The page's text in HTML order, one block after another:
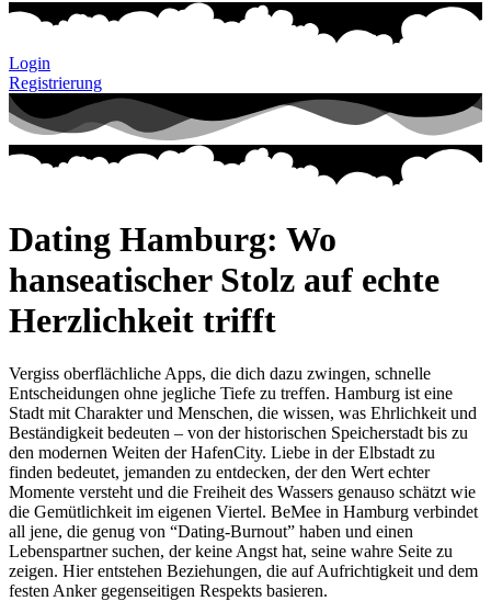
Login
Registrierung
Dating Hamburg: Wo
hanseatischer Stolz auf echte
Herzlichkeit trifft
Vergiss oberflächliche Apps, die dich dazu zwingen, schnelle
Entscheidungen ohne jegliche Tiefe zu treffen. Hamburg ist eine
Stadt mit Charakter und Menschen, die wissen, was Ehrlichkeit und
Beständigkeit bedeuten – von der historischen Speicherstadt bis zu
den modernen Weiten der HafenCity. Liebe in der Elbstadt zu
finden bedeutet, jemanden zu entdecken, der den Wert echter
Momente versteht und die Freiheit des Wassers genauso schätzt wie
die Gemütlichkeit im eigenen Viertel. BeMee in Hamburg verbindet
all jene, die genug von “Dating-Burnout” haben und einen
Lebenspartner suchen, der keine Angst hat, seine wahre Seite zu
zeigen. Hier entstehen Beziehungen, die auf Aufrichtigkeit und dem
festen Anker gegenseitigen Respekts basieren.